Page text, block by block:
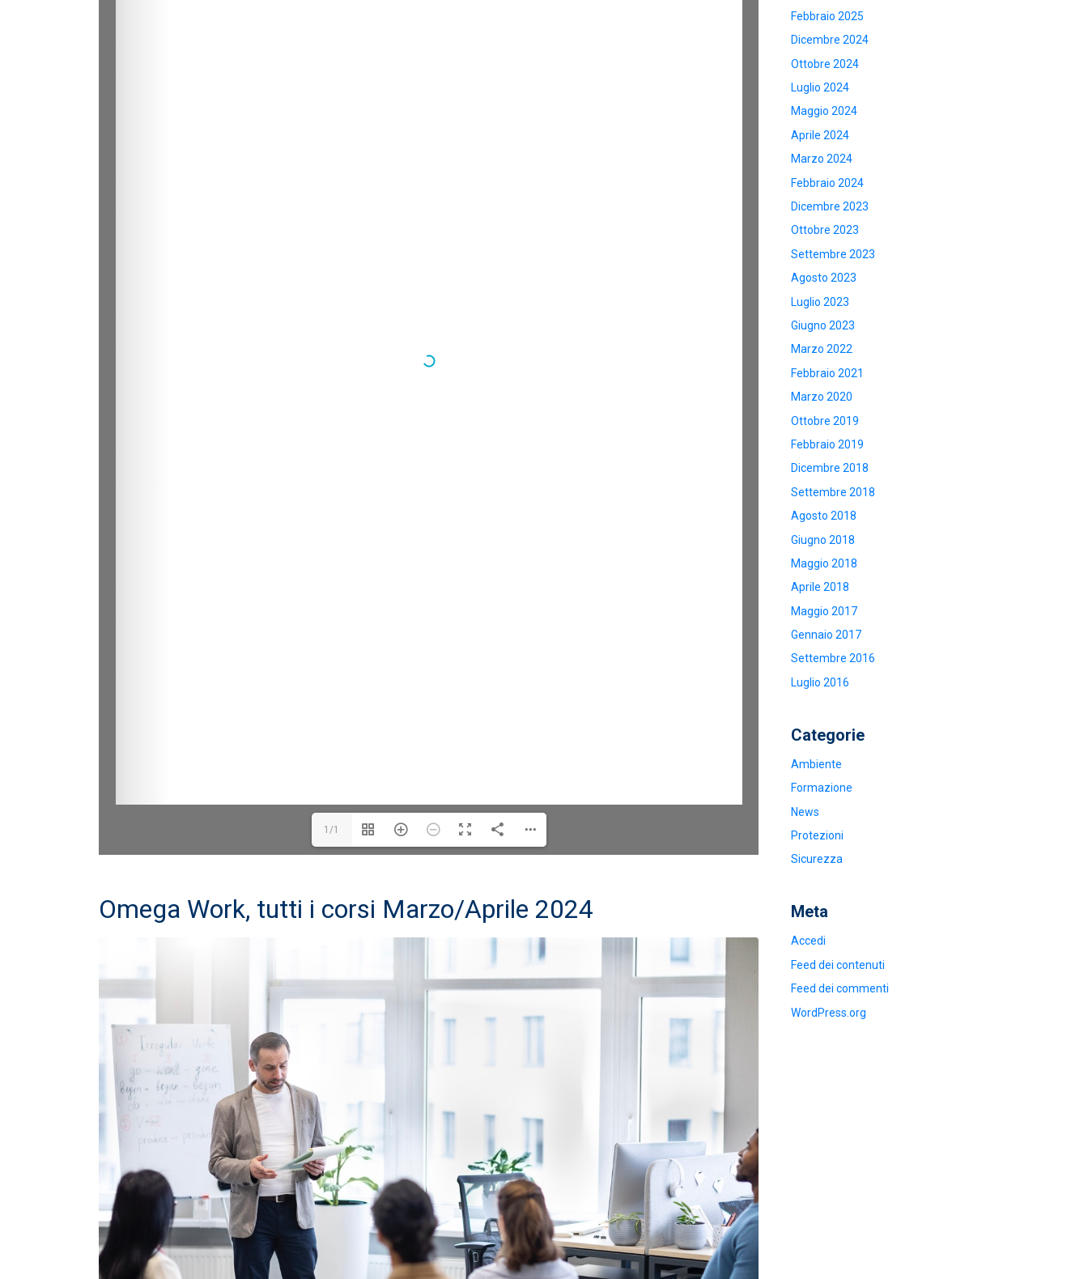
1/1
Omega Work, tutti i corsi Marzo/Aprile 2024
Febbraio 2025
Dicembre 2024
Ottobre 2024
Luglio 2024
Maggio 2024
Aprile 2024
Marzo 2024
Febbraio 2024
Dicembre 2023
Ottobre 2023
Settembre 2023
Agosto 2023
Luglio 2023
Giugno 2023
Marzo 2022
Febbraio 2021
Marzo 2020
Ottobre 2019
Febbraio 2019
Dicembre 2018
Settembre 2018
Agosto 2018
Giugno 2018
Maggio 2018
Aprile 2018
Maggio 2017
Gennaio 2017
Settembre 2016
Luglio 2016
Categorie
Ambiente
Formazione
News
Protezioni
Sicurezza
Meta
Accedi
Feed dei contenuti
Feed dei commenti
WordPress.org